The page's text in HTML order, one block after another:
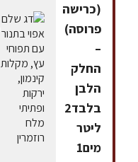
(כרישה
פרוסה)
–
החלק
הלבן
בלבד2
ליטר
מים1